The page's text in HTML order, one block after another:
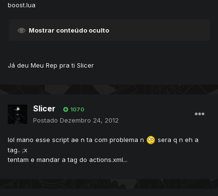
boost.lua
Mostrar conteúdo oculto
Já deu Meu Rep pra ti Slicer
Slicer 1070
Postado Dezembro 24, 2012
lol mano esse script ae n ta com problema n
sera q n eh a
tag.. ;x
tentam e mandar a tag do actions.xml...